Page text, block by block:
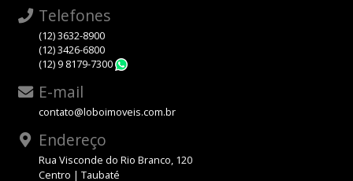
Telefones
(12) 3632-8900
(12) 3426-6800
(12) 9 8179-7300
E-mail
contato@loboimoveis.com.br
Endereço
Rua Visconde do Rio Branco, 120
Centro | Taubaté